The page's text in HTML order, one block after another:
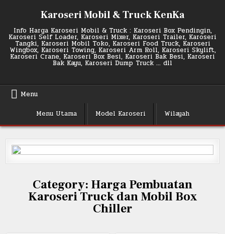
Karoseri Mobil & Truck KenKa
Info Harga Karoseri Mobil & Truck : Karoseri Box Pendingin,
Karoseri Self Loader, Karoseri Mixer, Karoseri Trailer, Karoseri
Tangki, Karoseri Mobil Toko, Karoseri Food Truck, Karoseri
Wingbox, Karoseri Towing, Karoseri Arm Roll, Karoseri Skylift,
Karoseri Crane, Karoseri Box Besi, Karoseri Bak Besi, Karoseri
Bak Kayu, Karoseri Dump Truck … dll
Menu
Menu Utama
Model Karoseri Wilayah
Category: Harga Pembuatan
Karoseri Truck dan Mobil Box
Chiller